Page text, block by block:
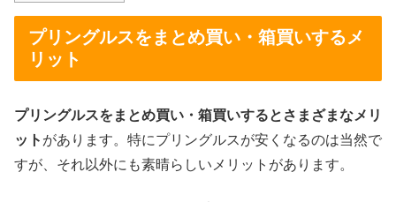
プリングルスをまとめ買い・箱買いするメ
リット
プリングルスをまとめ買い・箱買いするとさまざまなメリ
ット があります。特にプリングルスが安くなるのは当然で
すが、それ以外にも素晴らしいメリットがあります。